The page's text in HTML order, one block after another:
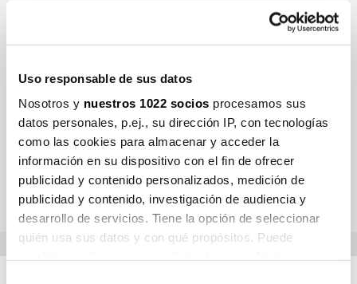
Uso responsable de sus datos
Nosotros y nuestros 1022 socios procesamos sus
datos personales, p.ej., su dirección IP, con tecnologías
como las cookies para almacenar y acceder la
información en su dispositivo con el fin de ofrecer
publicidad y contenido personalizados, medición de
publicidad y contenido, investigación de audiencia y
desarrollo de servicios. Tiene la opción de seleccionar
quién usa sus datos y con qué propósitos. Puede